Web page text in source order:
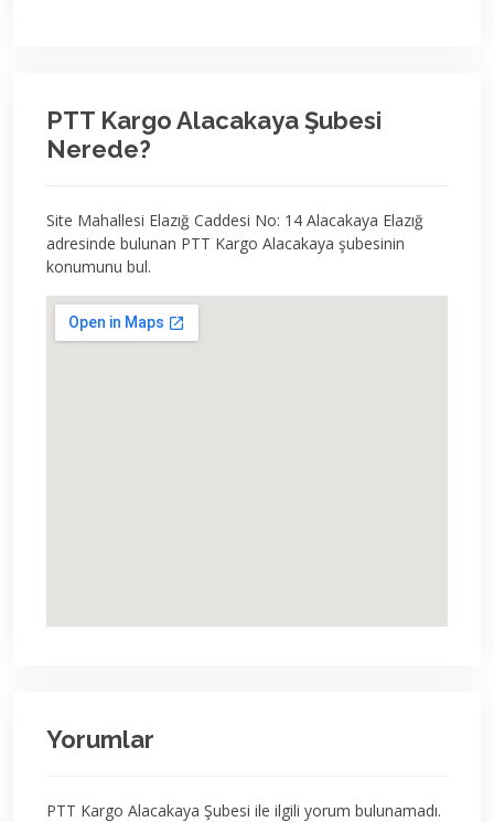
PTT Kargo Alacakaya Şubesi
Nerede?
Site Mahallesi Elazığ Caddesi No: 14 Alacakaya Elazığ
adresinde bulunan PTT Kargo Alacakaya şubesinin
konumunu bul.
Yorumlar
PTT Kargo Alacakaya Şubesi ile ilgili yorum bulunamadı.